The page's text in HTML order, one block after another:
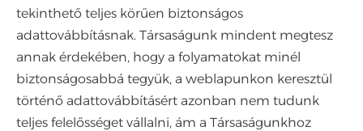
tekinthető teljes körűen biztonságos
adattovábbításnak. Társaságunk mindent megtesz
annak érdekében, hogy a folyamatokat minél
biztonságosabbá tegyük, a weblapunkon keresztül
történő adattovábbításért azonban nem tudunk
teljes felelősséget vállalni, ám a Társaságunkhoz